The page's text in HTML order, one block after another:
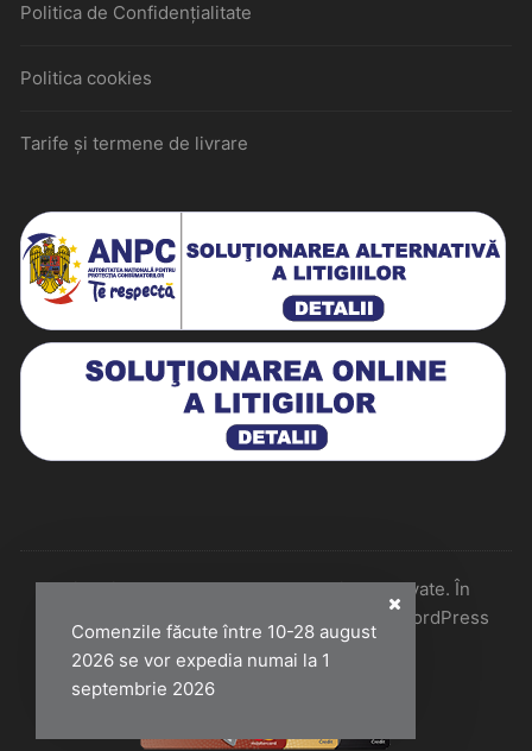
Comenzile făcute între 10-28 august
2026 se vor expedia numai la 1
septembrie 2026
Politica de Confidențialitate
Politica cookies
Tarife și termene de livrare
Historiarum 2026 - Toate drepturile rezervate. În
colaborare cu Perfect Pixel & Mentenanță WordPress